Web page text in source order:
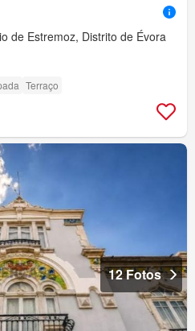
de Estremoz, Distrito de Évora
Terraço
12 Fotos